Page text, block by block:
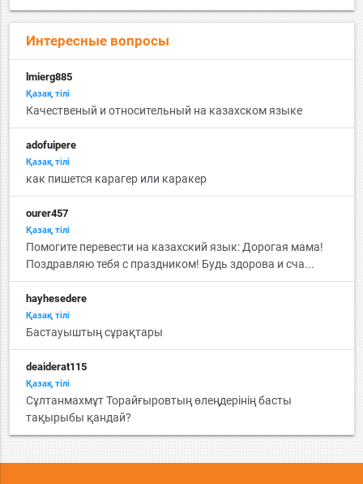
Интересные вопросы
lmierg885
Қазақ тiлi
Качественый и относительный на казахском языке
adofuipere
Қазақ тiлi
как пишется карагер или каракер
ourer457
Қазақ тiлi
Помогите перевести на казахский язык: Дорогая мама!
Поздравляю тебя с праздником! Будь здорова и сча...
hayhesedere
Қазақ тiлi
Бастауыштың сұрақтары
deaiderat115
Қазақ тiлi
Сұлтанмахмұт Торайғыровтың өлеңдерінің басты
тақырыбы қандай?